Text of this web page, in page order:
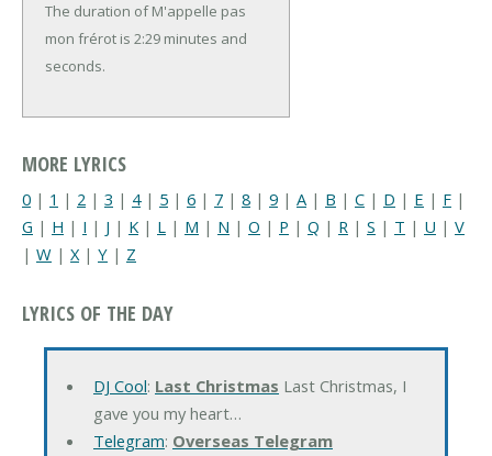
The duration of M'appelle pas
mon frérot is 2:29 minutes and
seconds.
MORE LYRICS
0 | 1 | 2 | 3 | 4| 5 | 6 | 7 | 8 | 9 | A | B | C | D | E | F |
G | H | I | J | K | L | M | N | O | P | Q | R | S | T | U | V
| W | X | Y | Z
LYRICS OF THE DAY
DJ Cool: Last Christmas Last Christmas, I
gave you my heart…
Telegram: Overseas Telegram